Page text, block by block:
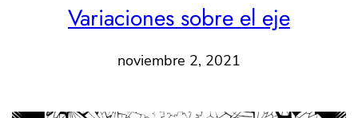
Variaciones sobre el eje
noviembre 2, 2021